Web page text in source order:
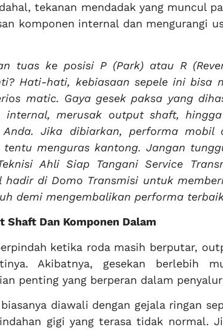
tekanan mendadak yang muncul
komponen internal dan mengurangi
tuas ke posisi P (Park) atau R
Hati-hati, kebiasaan sepele ini bisa
matic. Gaya gesek paksa yang
internal, merusak output shaft,
Jika dibiarkan, performa mobil
tentu menguras kantong. Jangan
Ahli Siap Tangani Service
hadir di Domo Transmisi untuk
demi mengembalikan performa
Shaft Dan Komponen Dalam
ketika roda masih berputar,
Akibatnya, gesekan berlebih
penting yang berperan dalam
diawali dengan gejala ringan
gigi yang terasa tidak normal.